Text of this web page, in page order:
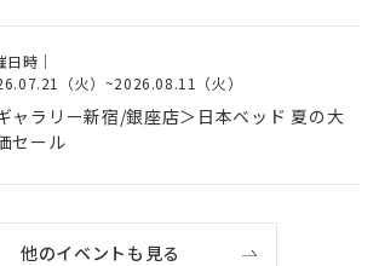
日時｜
（火） ~2026.08.11（火）
ャラリー新宿/銀座店＞日本ベッド 夏の大
セール
他のイベントも見る